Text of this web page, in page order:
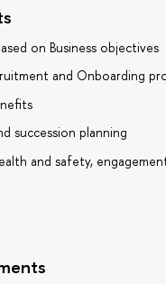
on Business objectives
and Onboarding
succession planning
and safety,